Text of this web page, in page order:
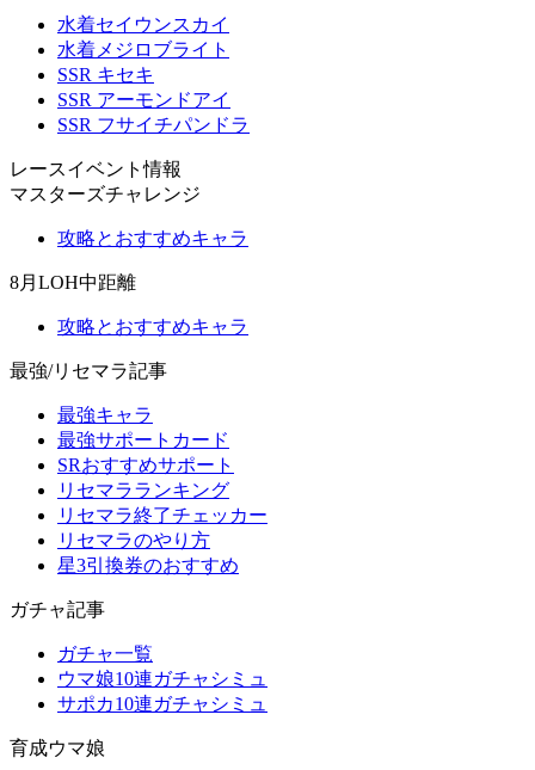
水着セイウンスカイ
水着メジロブライト
SSR キセキ
SSR アーモンドアイ
SSR フサイチパンドラ
レースイベント情報
マスターズチャレンジ
攻略とおすすめキャラ
8月LOH中距離
攻略とおすすめキャラ
最強/リセマラ記事
最強キャラ
最強サポートカード
SRおすすめサポート
リセマラランキング
リセマラ終了チェッカー
リセマラのやり方
星3引換券のおすすめ
ガチャ記事
ガチャ一覧
ウマ娘10連ガチャシミュ
サポカ10連ガチャシミュ
育成ウマ娘